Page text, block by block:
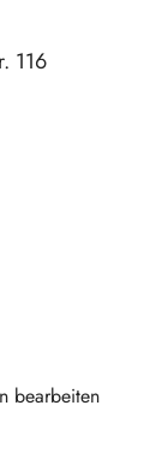
116
bearbeiten